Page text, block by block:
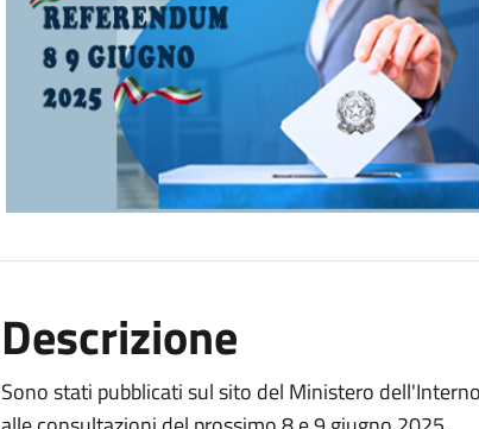
Descrizione
Sono stati pubblicati sul sito del Ministero